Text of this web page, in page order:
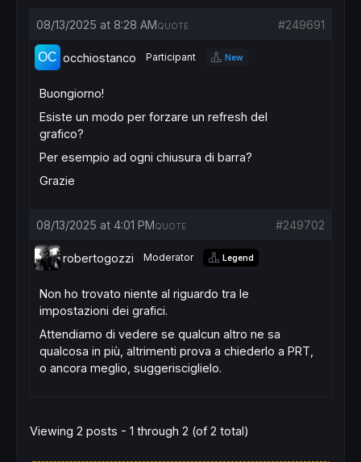
08/13/2025 at 8:28 AM #249691
QUOTE
occhiostanco Participant New
Buongiorno!
Esiste un modo per forzare un refresh del
grafico?
Per esempio ad ogni chiusura di barra?
Grazie
08/13/2025 at 4:01 PM #249702
QUOTE
robertogozzi Moderator Legend
Non ho trovato niente al riguardo tra le
impostazioni dei grafici.
Attendiamo di vedere se qualcun altro ne sa
qualcosa in più, altrimenti prova a chiederlo a PRT,
o ancora meglio, suggerisciglielo.
Viewing 2 posts - 1 through 2 (of 2 total)